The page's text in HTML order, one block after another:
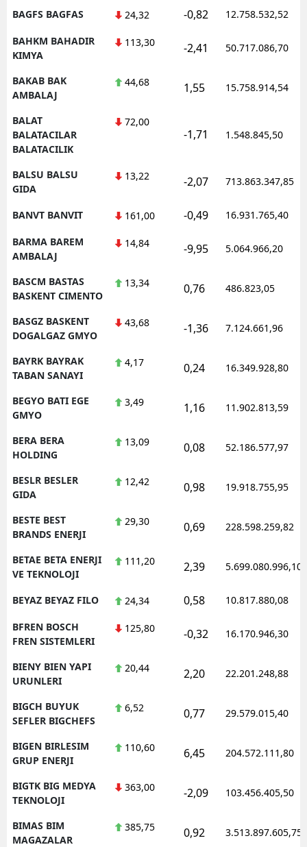
BAGFS BAGFAS 24,32 -0,82 12.758.532,52
BAHKM BAHADIR
KIMYA
113,30 -2,41 50.717.086,70
BAKAB BAK
AMBALAJ
44,68 1,55 15.758.914,54
BALAT
BALATACILAR
BALATACILIK
72,00
-1,71 1.548.845,50
BALSU BALSU
GIDA
13,22 -2,07 713.863.347,85
BANVT BANVIT 161,00 -0,49 16.931.765,40
BARMA BAREM
AMBALAJ
14,84 -9,95 5.064.966,20
BASCM BASTAS
BASKENT CIMENTO
13,34 0,76 486.823,05
BASGZ BASKENT
DOGALGAZ GMYO
43,68 -1,36 7.124.661,96
BAYRK BAYRAK
TABAN SANAYI
4,17 0,24 16.349.928,80
BEGYO BATI EGE
GMYO
3,49 1,16 11.902.813,59
BERA BERA
HOLDING
13,09 0,08 52.186.577,97
BESLR BESLER
GIDA
12,42 0,98 19.918.755,95
BESTE BEST
BRANDS ENERJI
29,30 0,69 228.598.259,82
BETAE BETA ENERJI
VE TEKNOLOJI
111,20 2,39 5.699.080.996,10
BEYAZ BEYAZ FILO 24,34 0,58 10.817.880,08
BFREN BOSCH
FREN SISTEMLERI
125,80 -0,32 16.170.946,30
BIENY BIEN YAPI
URUNLERI
20,44 2,20 22.201.248,88
BIGCH BUYUK
SEFLER BIGCHEFS
6,52 0,77 29.579.015,40
BIGEN BIRLESIM
GRUP ENERJI
110,60 6,45 204.572.111,80
BIGTK BIG MEDYA
TEKNOLOJI
363,00 -2,09 103.456.405,50
BIMAS BIM
MAGAZALAR
385,75 0,92 3.513.897.605,75